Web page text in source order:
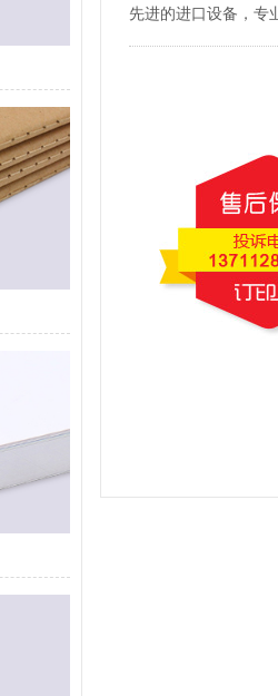
先进的进口设备，专